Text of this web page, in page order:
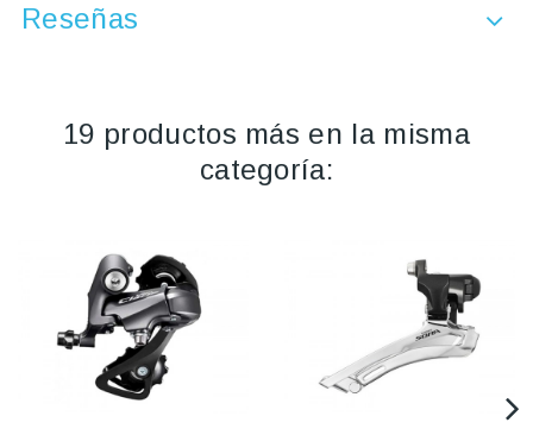
Reseñas
19 productos más en la misma
categoría: